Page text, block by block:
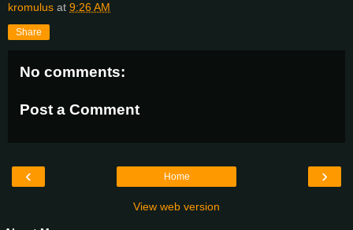
kromulus at 9:26 AM
Share
No comments:
Post a Comment
‹ ›
Home
View web version